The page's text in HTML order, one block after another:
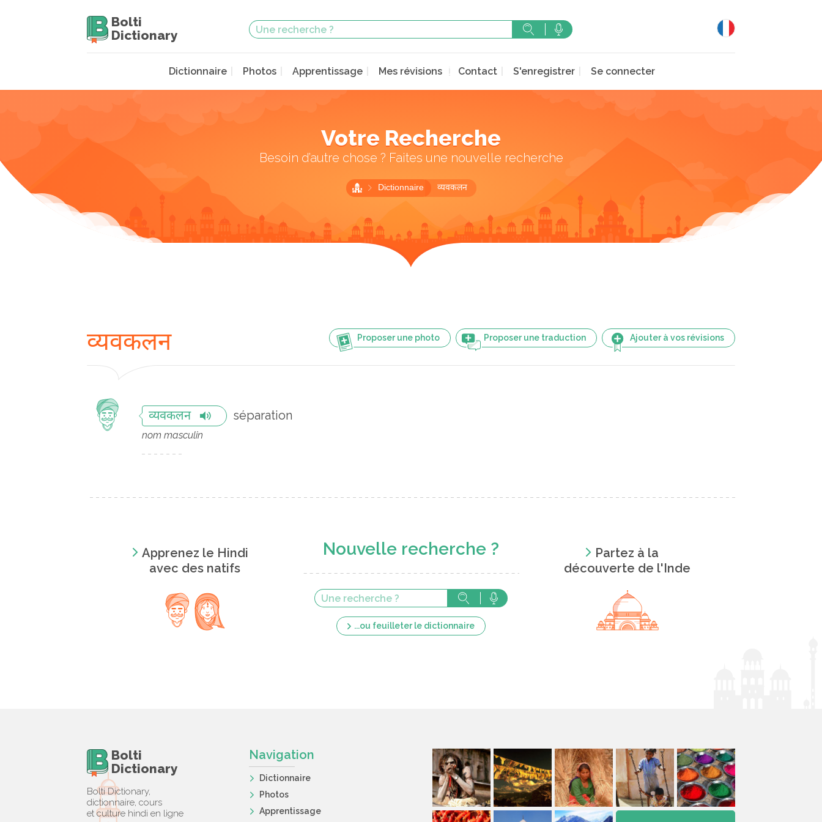
Bolti
Dictionary
Dictionnaire Photos Apprentissage Mes révisions Contact S'enregistrer Se connecter
Votre Recherche
Besoin d’autre chose ? Faites une nouvelle recherche
Dictionnaire व्यवकलन
Proposer une photo Proposer une traduction Ajouter à vos révisions
व्यवकलन
व्यवकलन séparation
nom masculin
Apprenez le Hindi
avec des natifs
Nouvelle recherche ?
...ou feuilleter le dictionnaire
Partez à la
découverte de l'Inde
Bolti
Dictionary
Bolti Dictionary,
dictionnaire, cours
et culture hindi en ligne
Navigation
Dictionnaire
Photos
Apprentissage